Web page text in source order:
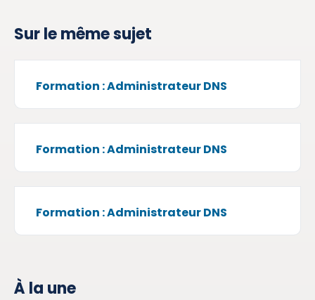
Sur le même sujet
Formation : Administrateur DNS
Formation : Administrateur DNS
Formation : Administrateur DNS
À la une